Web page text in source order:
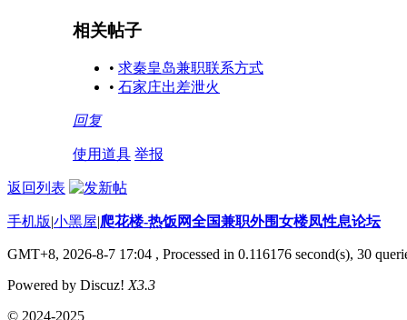
相关帖子
• 求秦皇岛兼职联系方式
• 石家庄出差泄火
回复
使用道具 举报
返回列表
手机版|小黑屋|爬花楼-热饭网全国兼职外围女楼凤性息论坛
GMT+8, 2026-8-7 17:04 , Processed in 0.116176 second(s), 30
Powered by Discuz! X3.3
© 2024-2025